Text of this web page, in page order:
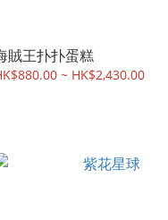
賊王扑扑蛋糕
~ HK$2,430.00